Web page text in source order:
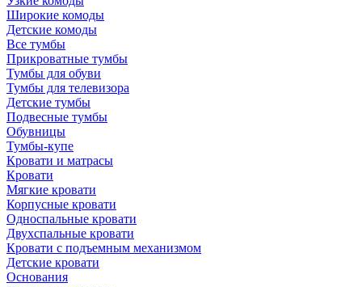
Широкие комоды
Детские комоды
Все тумбы
Прикроватные тумбы
Тумбы для обуви
Тумбы для телевизора
Детские тумбы
Подвесные тумбы
Обувницы
Тумбы-купе
Кровати и матрасы
Кровати
Мягкие кровати
Корпусные кровати
Односпальные кровати
Двухспальные кровати
Кровати с подъемным механизмом
Детские кровати
Основания